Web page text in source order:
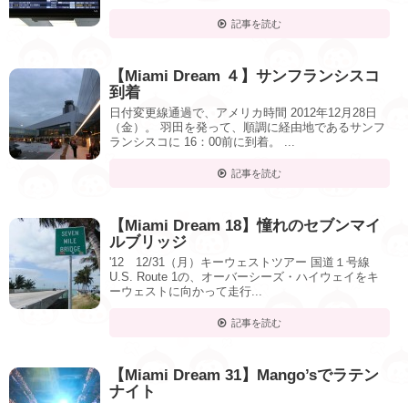
記事を読む
【Miami Dream ４】サンフランシスコ
到着
日付変更線通過で、アメリカ時間 2012年12月28日
（金）。 羽田を発って、順調に経由地であるサンフ
ランシスコに 16：00前に到着。 ...
記事を読む
【Miami Dream 18】憧れのセブンマイ
ルブリッジ
'12 12/31（月）キーウェストツアー 国道１号線
U.S. Route 1の、オーバーシーズ・ハイウェイをキ
ーウェストに向かって走行...
記事を読む
【Miami Dream 31】Mango’sでラテン
ナイト